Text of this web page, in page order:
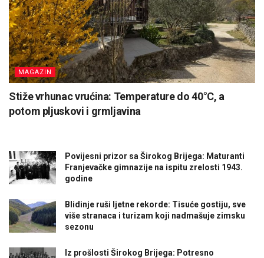
MAGAZIN
Stiže vrhunac vrućina: Temperature do 40°C, a
potom pljuskovi i grmljavina
Povijesni prizor sa Širokog Brijega: Maturanti
Franjevačke gimnazije na ispitu zrelosti 1943.
godine
Blidinje ruši ljetne rekorde: Tisuće gostiju, sve
više stranaca i turizam koji nadmašuje zimsku
sezonu
Iz prošlosti Širokog Brijega: Potresno